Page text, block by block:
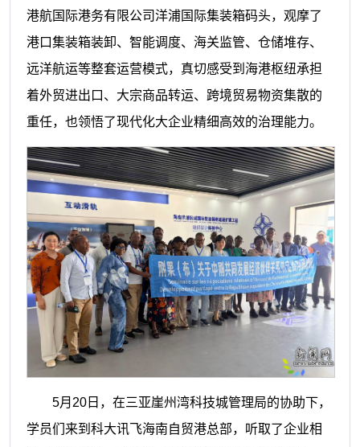
港航国际港务有限公司洋浦国际集装箱码头，观摩了
港口集装箱装卸、智能调度、海关监管、仓储堆存、
远洋航运等整套运营模式，真切感受到海港枢纽承担
着外贸进出口、大宗商品转运、跨境贸易物资集散的
重任，也领悟了现代化大企业精细高效的治理能力。
5月20日，在三亚崖州湾科技城管理局的协助下，
学员们来到科大讯飞海南自贸港总部，听取了企业相